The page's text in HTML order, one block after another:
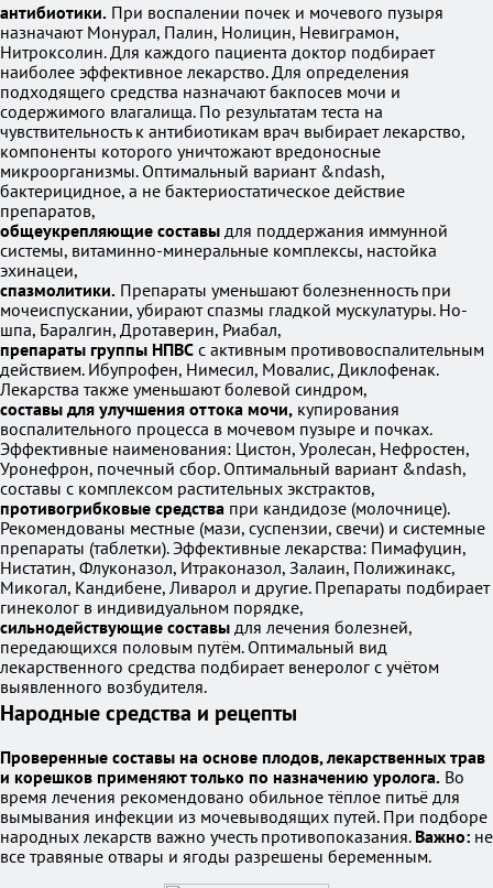
антибиотики. При воспалении почек и мочевого пузыря
назначают Монурал, Палин, Нолицин, Невиграмон,
Нитроксолин. Для каждого пациента доктор подбирает
наиболее эффективное лекарство. Для определения
подходящего средства назначают бакпосев мочи и
содержимого влагалища. По результатам теста на
чувствительность к антибиотикам врач выбирает лекарство,
компоненты которого уничтожают вредоносные
микроорганизмы. Оптимальный вариант &ndash,
бактерицидное, а не бактериостатическое действие
препаратов,
общеукрепляющие составы для поддержания иммунной
системы, витаминно-минеральные комплексы, настойка
эхинацеи,
спазмолитики. Препараты уменьшают болезненность при
мочеиспускании, убирают спазмы гладкой мускулатуры. Но-
шпа, Баралгин, Дротаверин, Риабал,
препараты группы НПВС с активным противовоспалительным
действием. Ибупрофен, Нимесил, Мовалис, Диклофенак.
Лекарства также уменьшают болевой синдром,
составы для улучшения оттока мочи, купирования
воспалительного процесса в мочевом пузыре и почках.
Эффективные наименования: Цистон, Уролесан, Нефростен,
Уронефрон, почечный сбор. Оптимальный вариант &ndash,
составы с комплексом растительных экстрактов,
противогрибковые средства при кандидозе (молочнице).
Рекомендованы местные (мази, суспензии, свечи) и системные
препараты (таблетки). Эффективные лекарства: Пимафуцин,
Нистатин, Флуконазол, Итраконазол, Залаин, Полижинакс,
Микогал, Кандибене, Ливарол и другие. Препараты подбирает
гинеколог в индивидуальном порядке,
сильнодействующие составы для лечения болезней,
передающихся половым путём. Оптимальный вид
лекарственного средства подбирает венеролог с учётом
выявленного возбудителя.
Народные средства и рецепты
Проверенные составы на основе плодов, лекарственных трав
и корешков применяют только по назначению уролога. Во
время лечения рекомендовано обильное тёплое питьё для
вымывания инфекции из мочевыводящих путей. При подборе
народных лекарств важно учесть противопоказания. Важно: не
все травяные отвары и ягоды разрешены беременным.